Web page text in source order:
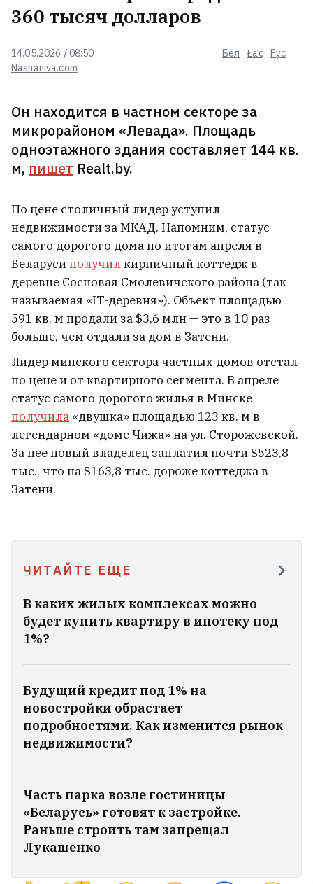
Nashaniva.com
14.05.2026 / 08:50 Бел Łac Рус
360 тысяч долларов
Он находится в частном секторе за
микрорайоном «Левада». Площадь
одноэтажного здания составляет 144 кв.
м, пишет Realt.by.
По цене столичный лидер уступил
недвижимости за МКАД. Напомним, статус
самого дорогого дома по итогам апреля в
Беларусиполучилкирпичный коттедж в
деревне Сосновая Смолевичского района (так
называемая «IT-деревня»). Объект площадью
591 кв. м продали за $3,6 млн — это в 10 раз
больше, чем отдали за дом в Затени.
Лидер минского сектора частных домов отстал
по цене и от квартирного сегмента. В апреле
статус самого дорогого жилья в Минске
получила «двушка» площадью 123 кв. м в
легендарном «доме Чижа» на ул. Сторожевской.
За нее новый владелец заплатил почти $523,8
тыс., что на $163,8 тыс. дороже коттеджа в
Затени.
ЧИТАЙТЕ ЕЩЕ
В каких жилых комплексах можно
будет купить квартиру в ипотеку под
1%?
Будущий кредит под 1% на
новостройки обрастает
подробностями. Как изменится рынок
недвижимости?
Часть парка возле гостиницы
«Беларусь» готовят к застройке.
Раньше строить там запрещал
Лукашенко
Помните милых диких лошадей
районе? Их там уже нет
за хамон в магазинах и велел
проверить все торговые сети
4
Путин может попытаться
считает разведка США
4
Тихановская призвала белорусов
в эмиграции быть более
активными, а не надеяться на
кабинеты
54
В Венесуэле начались переговоры
«Я стал счастливым». Работа на стройке
приносит хорошие деньги, а